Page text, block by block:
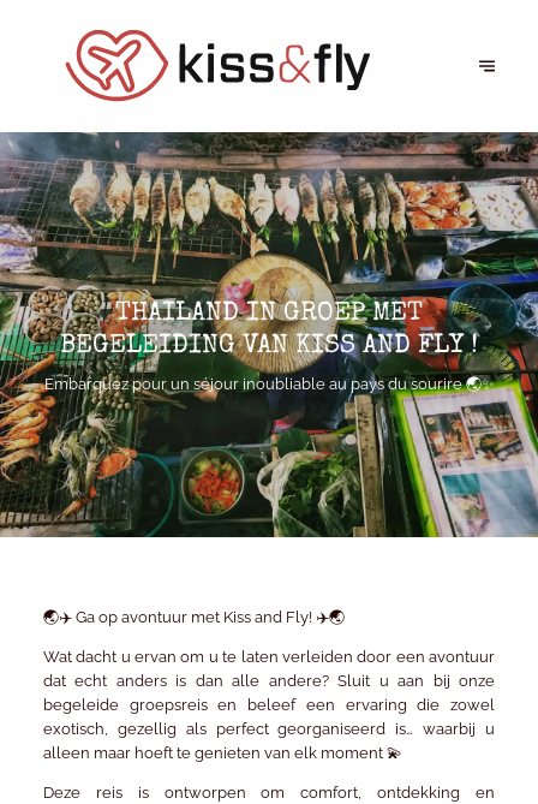
THAILAND IN GROEP MET
BEGELEIDING VAN KISS AND FLY !
Embarquez pour un séjour inoubliable au pays du sourire 🌏✨
🌏✈️ Ga op avontuur met Kiss and Fly! ✈️🌏
Wat dacht u ervan om u te laten verleiden door een avontuur
dat echt anders is dan alle andere? Sluit u aan bij onze
begeleide groepsreisen beleef een ervaring die zowel
exotisch, gezellig als perfect georganiseerd is… waarbij u
alleen maar hoeft te genieten van elk moment 💫
Deze reis is ontworpen om comfort, ontdekking en